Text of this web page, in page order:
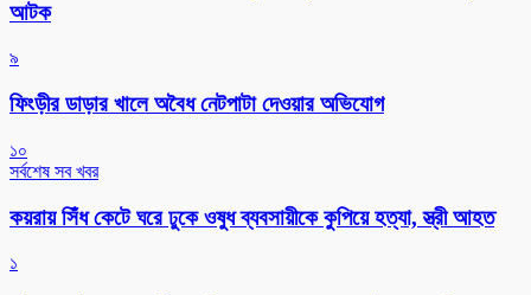
আটক
৯
ফিংড়ীর ডাড়ার খালে অবৈধ নেটপাটা দেওয়ার অভিযোগ
১০
সর্বশেষ সব খবর
কয়রায় সিঁধ কেটে ঘরে ঢুকে ওষুধ ব্যবসায়ীকে কুপিয়ে হত্যা, স্ত্রী আহত
১